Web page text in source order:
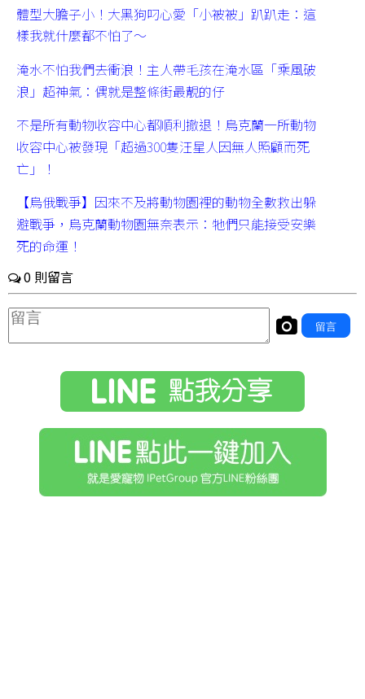
體型大膽子小！大黑狗叼心愛「小被被」趴趴走：這
樣我就什麼都不怕了～
淹水不怕我們去衝浪！主人帶毛孩在淹水區「乘風破
浪」超神氣：偶就是整條街最靚的仔
不是所有動物收容中心都順利撤退！烏克蘭一所動物
收容中心被發現「超過300隻汪星人因無人照顧而死
亡」！
【烏俄戰爭】因來不及將動物園裡的動物全數救出躲
避戰爭，烏克蘭動物園無奈表示：牠們只能接受安樂
死的命運！